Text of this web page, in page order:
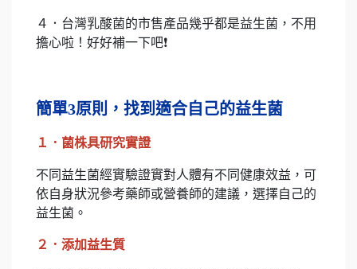
４．台灣乳酸菌的市售產品幾乎都是益生菌，不用
擔心啦！好好補一下吧❗
簡單3原則，找到適合自己的益生菌
１．菌株具研究實證
不同益生菌經實驗證實對人體有不同健康效益，可
依自身狀況參考藥師或營養師的建議，選擇自己的
益生菌。
２．添加益生質